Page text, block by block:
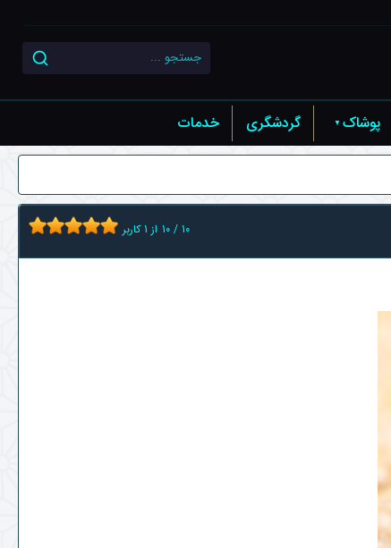
پوشاک گردشگری خدمات
10 / 10 از 1کاربر